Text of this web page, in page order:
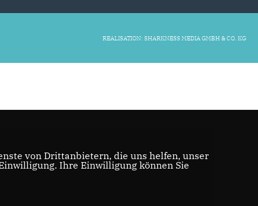
REALISATION: SHARKNESS MEDIA GMBH & CO. KG
von Drittanbietern, die uns helfen, unser
Ihre Einwilligung können Sie